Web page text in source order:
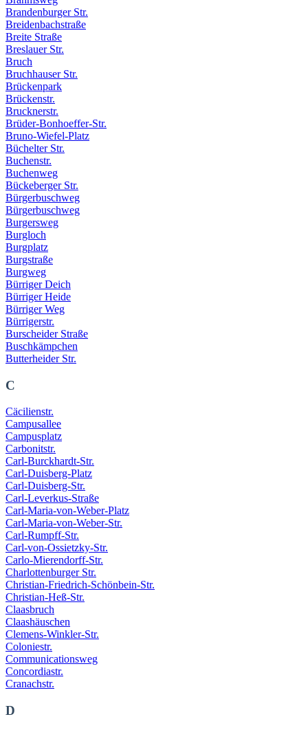
Brandenburger Str.
Breidenbachstraße
Breite Straße
Breslauer Str.
Bruch
Bruchhauser Str.
Brückenpark
Brückenstr.
Brucknerstr.
Brüder-Bonhoeffer-Str.
Bruno-Wiefel-Platz
Büchelter Str.
Buchenstr.
Buchenweg
Bückeberger Str.
Bürgerbuschweg
Bürgerbuschweg
Burgersweg
Burgloch
Burgplatz
Burgstraße
Burgweg
Bürriger Deich
Bürriger Heide
Bürriger Weg
Bürrigerstr.
Burscheider Straße
Buschkämpchen
Butterheider Str.
C
Cäcilienstr.
Campusallee
Campusplatz
Carbonitstr.
Carl-Burckhardt-Str.
Carl-Duisberg-Platz
Carl-Duisberg-Str.
Carl-Leverkus-Straße
Carl-Maria-von-Weber-Platz
Carl-Maria-von-Weber-Str.
Carl-Rumpff-Str.
Carl-von-Ossietzky-Str.
Carlo-Mierendorff-Str.
Charlottenburger Str.
Christian-Friedrich-Schönbein-Str.
Christian-Heß-Str.
Claasbruch
Claashäuschen
Clemens-Winkler-Str.
Coloniestr.
Communicationsweg
Concordiastr.
Cranachstr.
D